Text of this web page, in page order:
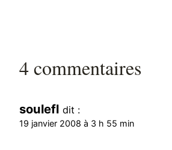
4 commentaires
soulefl dit :
19 janvier 2008 à 3 h 55 min